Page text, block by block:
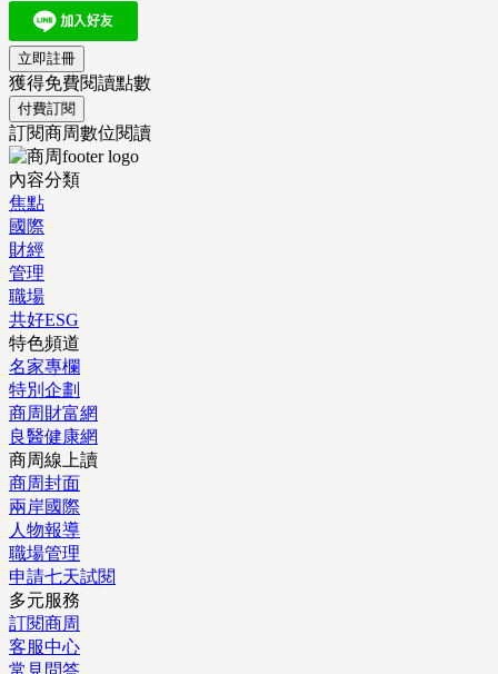
立即註冊
獲得免費閱讀點數
付費訂閱
訂閱商周數位閱讀
內容分類
焦點
國際
財經
管理
職場
共好ESG
特色頻道
名家專欄
特別企劃
商周財富網
良醫健康網
商周線上讀
商周封面
兩岸國際
人物報導
職場管理
申請七天試閱
多元服務
訂閱商周
客服中心